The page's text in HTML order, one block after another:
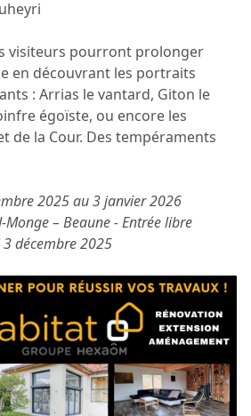
visiteurs pourront prolonger
en découvrant les portraits
: Arrias le vantard, Giton le
égoïste, ou encore les
de la Cour. Des tempéraments
2025 au 3 janvier 2026
– Beaune - Entrée libre
décembre 2025